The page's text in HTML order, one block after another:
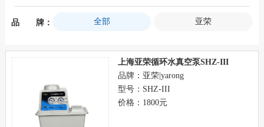
品 牌： 全部 亚荣
上海亚荣循环水真空泵SHZ-III
品牌：亚荣|yarong
型号：SHZ-III
价格：1800元